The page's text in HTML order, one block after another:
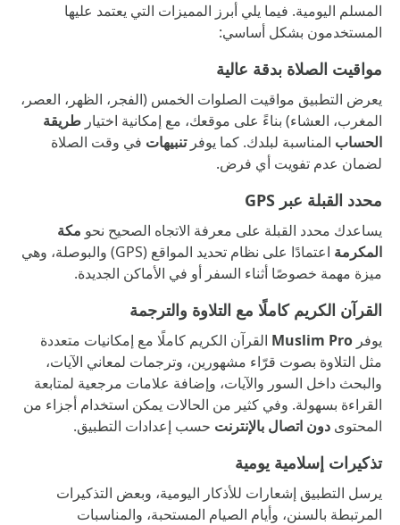
المسلم اليومية. فيما يلي أبرز المميزات التي يعتمد عليها
المستخدمون بشكل أساسي:
مواقيت الصلاة بدقة عالية
يعرض التطبيق مواقيت الصلوات الخمس (الفجر، الظهر، العصر،
المغرب، العشاء) بناءً على موقعك، مع إمكانية اختيار طريقة
الحساب المناسبة لبلدك. كما يوفرتنبيهات في وقت الصلاة
لضمان عدم تفويت أي فرض.
محدد القبلة عبر GPS
يساعدك محدد القبلة على معرفة الاتجاه الصحيح نحو مكة
المكرمة
اعتمادًا على نظام تحديد المواقع (GPS) والبوصلة، وهي
ميزة مهمة خصوصًا أثناء السفر أو في الأماكن الجديدة.
القرآن الكريم كاملًا مع التلاوة والترجمة
يوفر Muslim Pro القرآن الكريم كاملًا مع إمكانيات متعددة
مثل التلاوة بصوت قرّاء مشهورين، وترجمات لمعاني الآيات،
والبحث داخل السور والآيات، وإضافة علامات مرجعية لمتابعة
القراءة بسهولة. وفي كثير من الحالات يمكن استخدام أجزاء من
المحتوى دون اتصال بالإنترنت حسب إعدادات التطبيق.
تذكيرات إسلامية يومية
يرسل التطبيق إشعارات للأذكار اليومية، وبعض التذكيرات
المرتبطة بالسنن، وأيام الصيام المستحبة، والمناسبات